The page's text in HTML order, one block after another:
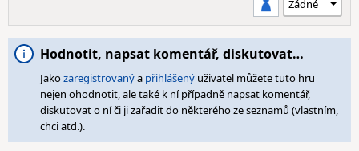
Hodnotit, napsat komentář, diskutovat…
Jakozaregistrovanýa přihlášený uživatel můžete tuto hru
nejen ohodnotit, ale také k ní případně napsat komentář,
diskutovat o ní či ji zařadit do některého ze seznamů (vlastním,
chci atd.).